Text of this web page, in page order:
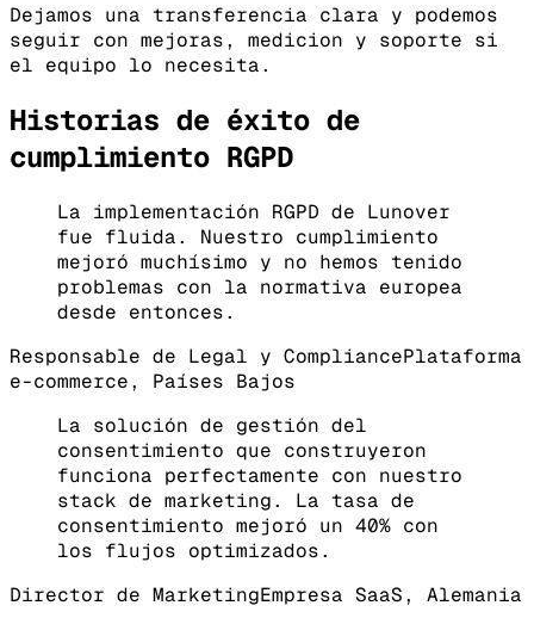
Dejamos una transferencia clara y podemos
seguir con mejoras, medicion y soporte si
el equipo lo necesita.
Historias de éxito de
cumplimiento RGPD
La implementación RGPD de Lunover
fue fluida. Nuestro cumplimiento
mejoró muchísimo y no hemos tenido
problemas con la normativa europea
desde entonces.
Responsable de Legal y CompliancePlataforma
e-commerce, Países Bajos
La solución de gestión del
consentimiento que construyeron
funciona perfectamente con nuestro
stack de marketing. La tasa de
consentimiento mejoró un 40% con
los flujos optimizados.
Director de MarketingEmpresa SaaS, Alemania